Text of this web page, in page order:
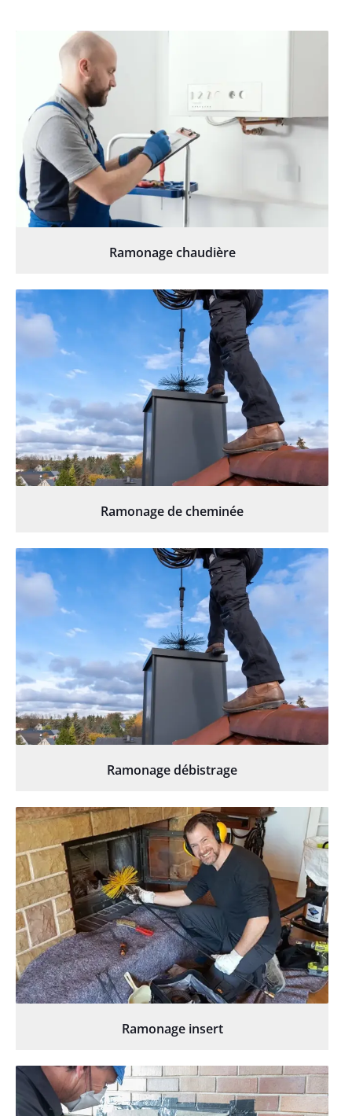
Ramonage chaudière
Ramonage de cheminée
Ramonage débistrage
Ramonage insert